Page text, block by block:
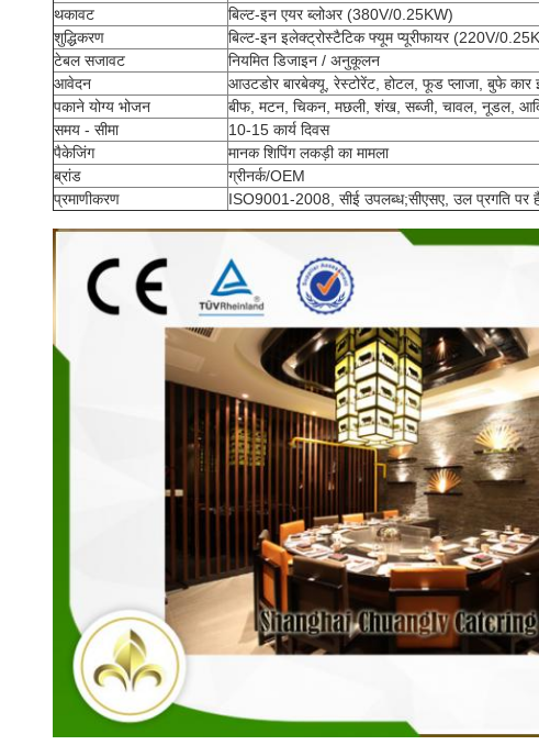
थकावट
बिल्ट-इन एयर ब्लोअर (380V/0.25KW)
शुद्धिकरण
बिल्ट-इन इलेक्ट्रोस्टैटिक फ्यूम प्यूरीफायर (220V/
टेबल सजावट
नियमित डिजाइन / अनुकूलन
आवेदन
आउटडोर बारबेक्यू, रेस्टोरेंट, होटल, फूड प्लाजा, बुफे कार
पकाने योग्य भोजन
बीफ, मटन, चिकन, मछली, शंख, सब्जी, चावल, नूडल,
समय - सीमा
10-15 कार्य दिवस
पैकेजिंग
मानक शिपिंग लकड़ी का मामला
ब्रांड
ग्रीनर्क/OEM
प्रमाणीकरण
ISO9001-2008, सीई उपलब्ध;सीएसए, उल प्रगति पर